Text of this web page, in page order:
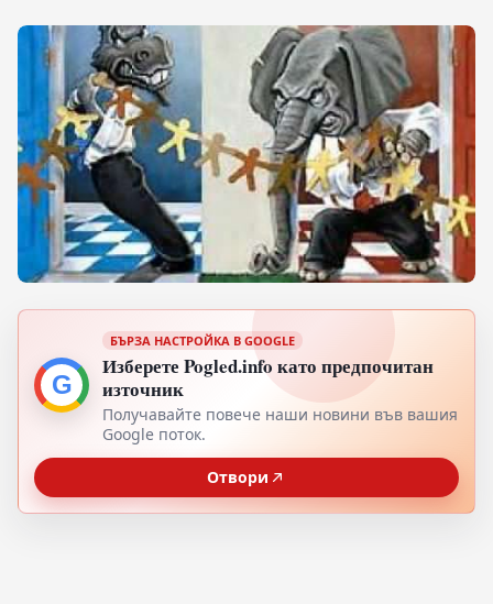
G
БЪРЗА НАСТРОЙКА В GOOGLE
Изберете Pogled.info като предпочитан
източник
Получавайте повече наши новини във вашия
Google поток.
Отвори